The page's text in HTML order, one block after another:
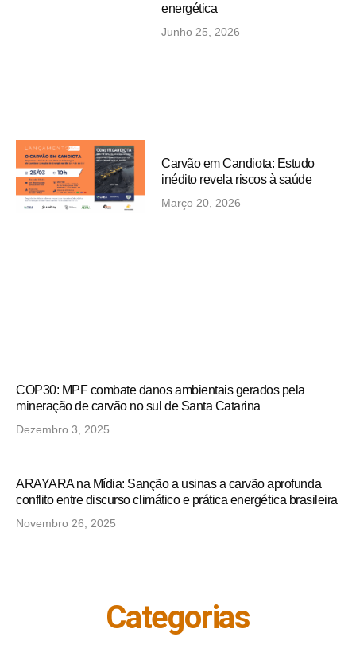
energética
Junho 25, 2026
Carvão em Candiota: Estudo
inédito revela riscos à saúde
Março 20, 2026
COP30: MPF combate danos ambientais gerados pela
mineração de carvão no sul de Santa Catarina
Dezembro 3, 2025
ARAYARA na Mídia: Sanção a usinas a carvão aprofunda
conflito entre discurso climático e prática energética brasileira
Novembro 26, 2025
Categorias